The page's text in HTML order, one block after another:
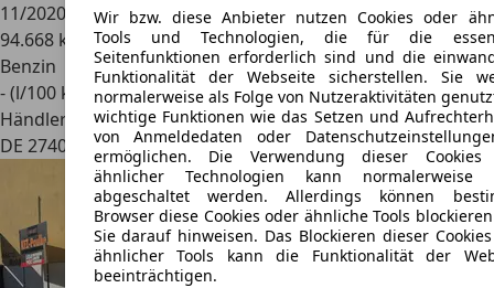
11/2020
94.668 km
Benzin
- (l/100 km)
Händler
DE 27404
Gyhum/bockel
Wir bzw. diese Anbieter nutzen Cookies oder
Tools und Technologien, die für die
Seitenfunktionen erforderlich sind und die
Funktionalität der Webseite sicherstellen. Sie
normalerweise als Folge von Nutzeraktivitäten
wichtige Funktionen wie das Setzen und
von Anmeldedaten oder
ermöglichen. Die Verwendung dieser Cookies
ähnlicher Technologien kann normalerweise
abgeschaltet werden. Allerdings können
Browser diese Cookies oder ähnliche Tools
Sie darauf hinweisen. Das Blockieren dieser
ähnlicher Tools kann die Funktionalität der
beeinträchtigen.